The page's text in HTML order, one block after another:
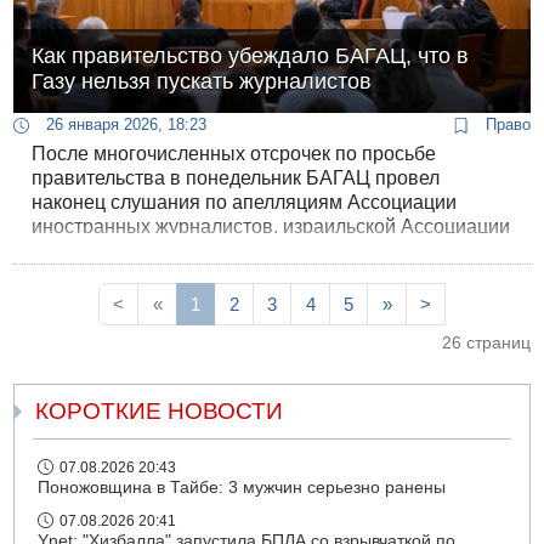
Как правительство убеждало БАГАЦ, что в
Газу нельзя пускать журналистов
26 января 2026, 18:23 Право
После многочисленных отсрочек по просьбе
правительства в понедельник БАГАЦ провел
наконец слушания по апелляциям Ассоциации
иностранных журналистов, израильской Ассоциации
Газа остается закрытым для прессы, и
правительство отказывается что-либо менять.
< « 1 2 3 4 5 » >
26 страниц
КОРОТКИЕ НОВОСТИ
07.08.2026 20:43
Поножовщина в Тайбе: 3 мужчин серьезно ранены
07.08.2026 20:41